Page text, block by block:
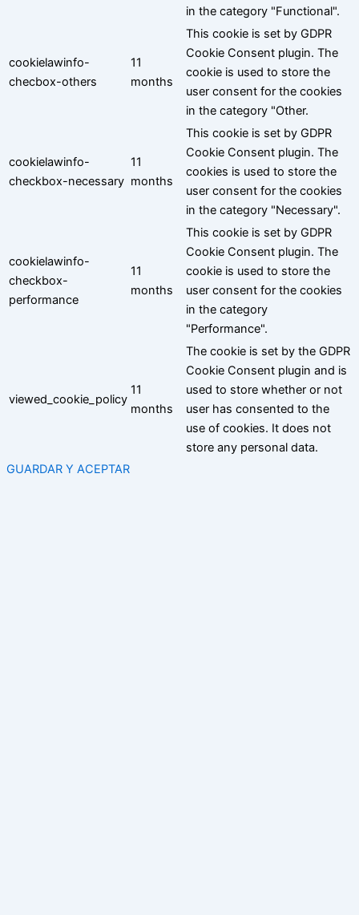
in the category "Functional".
cookielawinfo-
checbox-others
11
months
This cookie is set by GDPR
Cookie Consent plugin. The
cookie is used to store the
user consent for the cookies
in the category "Other.
cookielawinfo-
checkbox-necessary
11
months
This cookie is set by GDPR
Cookie Consent plugin. The
cookies is used to store the
user consent for the cookies
in the category "Necessary".
cookielawinfo-
checkbox-
performance
11
months
This cookie is set by GDPR
Cookie Consent plugin. The
cookie is used to store the
user consent for the cookies
in the category
"Performance".
viewed_cookie_policy
11
months
The cookie is set by the GDPR
Cookie Consent plugin and is
used to store whether or not
user has consented to the
use of cookies. It does not
store any personal data.
GUARDAR Y ACEPTAR